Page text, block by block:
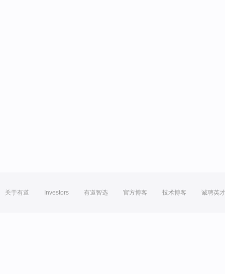
关于有道 Investors 有道智选 官方博客 技术博客 诚聘英才